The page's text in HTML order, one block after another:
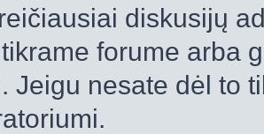
diskusijų
forume arba
Jeigu nesate dėl to